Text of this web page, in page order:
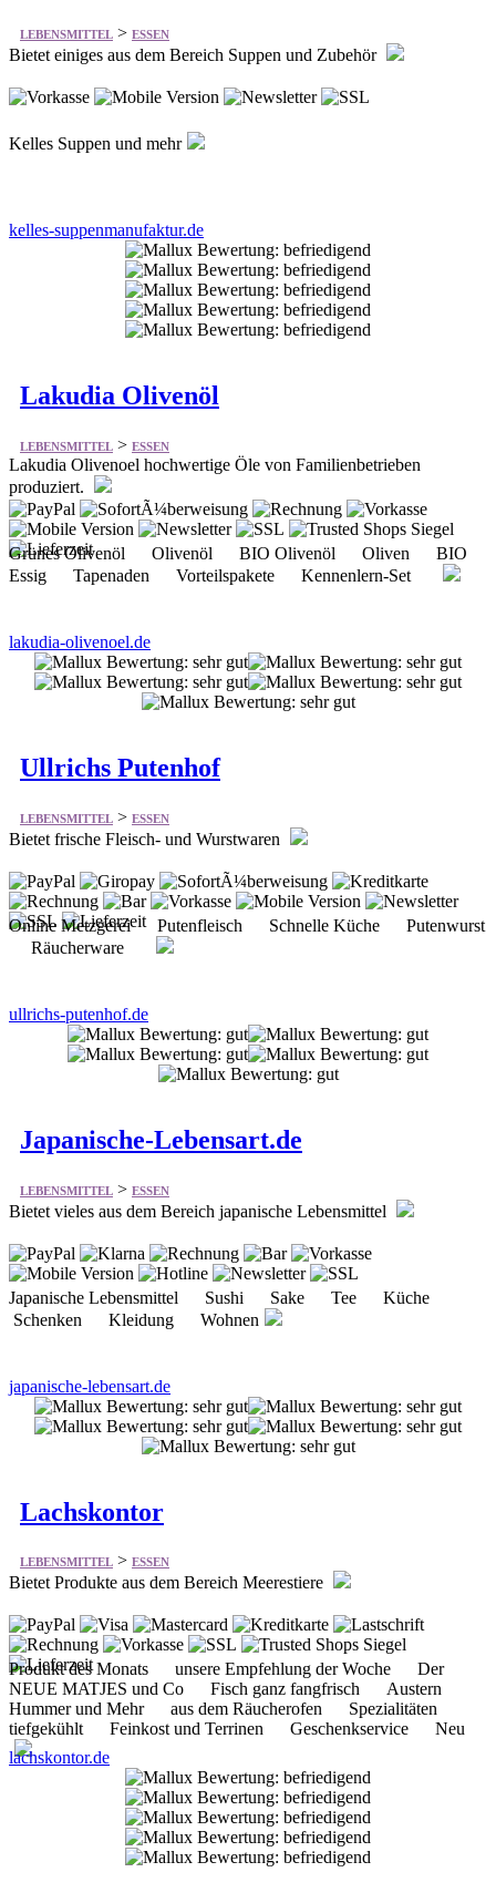
LEBENSMITTEL > ESSEN
Bietet einiges aus dem Bereich Suppen und Zubehör
Kelles Suppen und mehr
kelles-suppenmanufaktur.de
Lakudia Olivenöl
LEBENSMITTEL > ESSEN
Lakudia Olivenoel hochwertige Öle von Familienbetrieben
produziert.
Grünes Olivenöl Olivenöl BIO Olivenöl Oliven BIO
Essig Tapenaden Vorteilspakete Kennenlern-Set
lakudia-olivenoel.de
Ullrichs Putenhof
LEBENSMITTEL > ESSEN
Bietet frische Fleisch- und Wurstwaren
Online Metzgerei Putenfleisch Schnelle Küche Putenwurst
Räucherware
ullrichs-putenhof.de
Japanische-Lebensart.de
LEBENSMITTEL > ESSEN
Bietet vieles aus dem Bereich japanische Lebensmittel
Japanische Lebensmittel Sushi Sake Tee Küche
Schenken Kleidung Wohnen
japanische-lebensart.de
Lachskontor
LEBENSMITTEL > ESSEN
Bietet Produkte aus dem Bereich Meerestiere
Produkt des Monats unsere Empfehlung der Woche Der
NEUE MATJES und Co Fisch ganz fangfrisch Austern
Hummer und Mehr aus dem Räucherofen Spezialitäten
tiefgekühlt Feinkost und Terrinen Geschenkservice Neu
lachskontor.de